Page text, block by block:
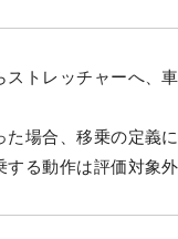
トレッチャーへ、
場合、移乗の定義
る動作は評価対象